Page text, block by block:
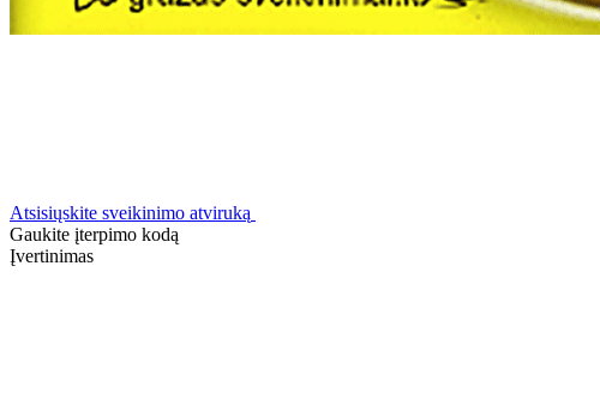
Atsisiųskite sveikinimo atviruką
Gaukite įterpimo kodą
Įvertinimas